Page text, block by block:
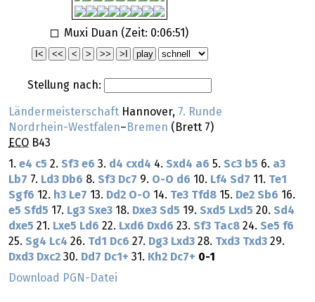
Muxi Duan (Zeit: 0:06:51 )
Stellung nach:
Ländermeisterschaft Hannover, 7. Runde
Nordrhein-Westfalen– Bremen (Brett 7)
ECO B43
1. e4 c5 2. Sf3 e6 3. d4 cxd4 4. Sxd4 a6 5. Sc3 b5 6. a3
Lb7 7. Ld3 Db6 8. Sf3 Dc7 9. O-O d6 10. Lf4 Sd7 11. Te1
Sgf6 12. h3 Le7 13. Dd2 O-O 14. Te3 Tfd8 15. De2 Sb6 16.
e5 Sfd5 17. Lg3 Sxe3 18. Dxe3 Sd5 19. Sxd5 Lxd5 20. Sd4
dxe5 21. Lxe5 Ld6 22. Lxd6 Dxd6 23. Sf3 Tac8 24. Se5 f6
25. Sg4 Lc4 26. Td1 Dc6 27. Dg3 Lxd3 28. Txd3 Txd3 29.
Dxd3 Dxc2 30. Dd7 Dc1+ 31. Kh2 Dc7+ 0-1
Download PGN-Datei